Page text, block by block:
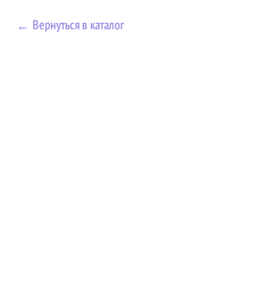
Вернуться в каталог